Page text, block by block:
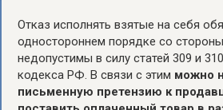
Отказ исполнять взятые на себя
одностороннем порядке со
недопустимы в силу статей 309 и
кодекса РФ. В связи с этим можно
письменную претензию к